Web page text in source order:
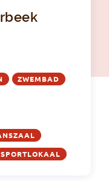
ZWEMBAD
SPORTLOKAAL